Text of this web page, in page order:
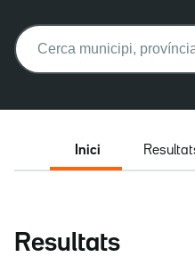
Buscar:
Inici
Resultats